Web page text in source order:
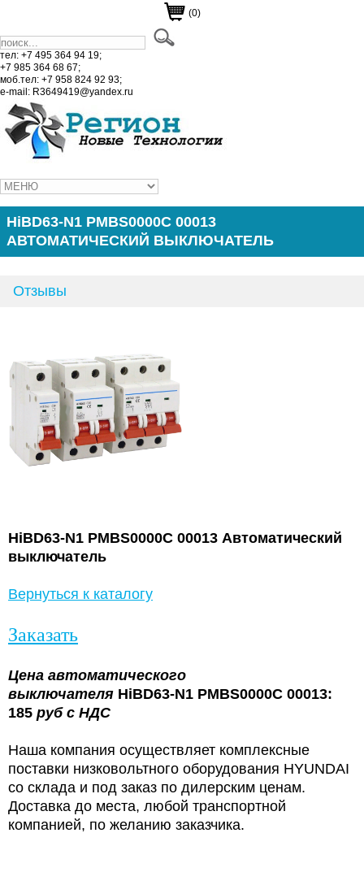
(0)
тел: +7 495 364 94 19;
+7 985 364 68 67;
моб.тел: +7 958 824 92 93;
e-mail: R3649419@yandex.ru
HiBD63-N1 PMBS0000C 00013
АВТОМАТИЧЕСКИЙ ВЫКЛЮЧАТЕЛЬ
Отзывы
HiBD63-N1 PMBS0000C 00013 Автоматический
выключатель
Вернуться к каталогу
Заказать
Цена автоматического
выключателя HiBD63-N1 PMBS0000C 00013:
185 руб с НДС
Наша компания осуществляет комплексные
поставки низковольтного оборудования HYUNDAI
со склада и под заказ по дилерским ценам.
Доставка до места, любой транспортной
компанией, по желанию заказчика.